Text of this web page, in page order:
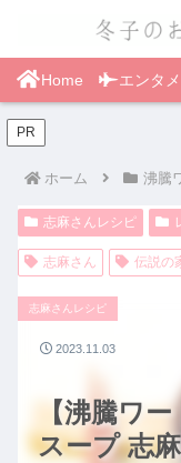
Home エンタメ
PR
ホーム 沸騰
志麻さんレシピ
志麻さん 伝説の
【沸騰ワ
スープ 志
志麻さんレシピ
2023.11.03